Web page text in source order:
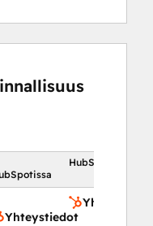
HubSpotissa
Yhteystiedot